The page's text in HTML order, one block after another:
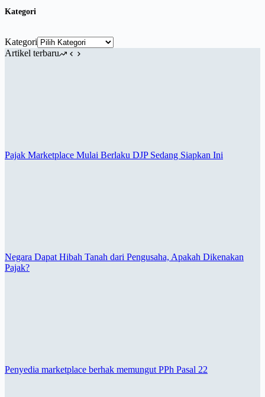
Kategori
Kategori
Artikel terbaru
Pajak Marketplace Mulai Berlaku DJP Sedang Siapkan Ini
Negara Dapat Hibah Tanah dari Pengusaha, Apakah Dikenakan
Pajak?
Penyedia marketplace berhak memungut PPh Pasal 22